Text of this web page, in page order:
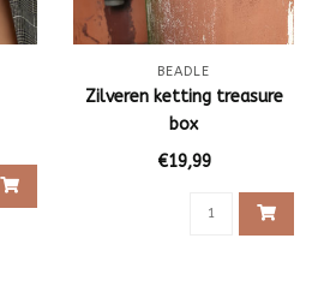
BEADLE
Zilveren ketting treasure
box
€19,99